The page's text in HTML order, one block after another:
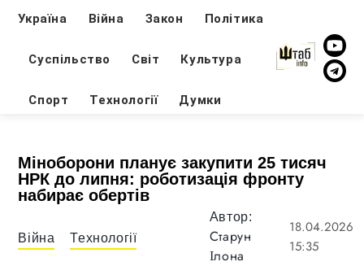
Україна Війна Закон Політика
Суспільство Світ Культура
Спорт Технології Думки
Міноборони планує закупити 25 тисяч
НРК до липня: роботизація фронту
набирає обертів
Війна Технології
Автор:
Старун
Ілона
18.04.2026
15:35